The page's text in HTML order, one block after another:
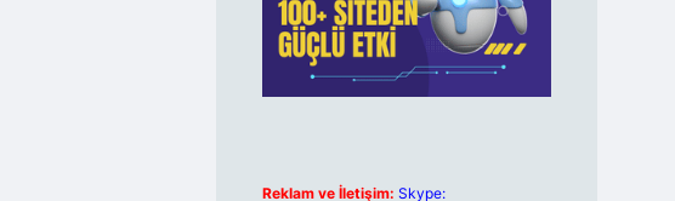
Reklam ve İletişim: Skype: